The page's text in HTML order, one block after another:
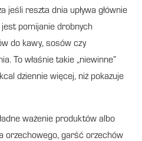
jeśli reszta dnia upływa głównie
pomijanie drobnych
do kawy, sosów czy
To właśnie takie „niewinne”
dziennie więcej, niż pokazuje
ważenie produktów albo
orzechowego, garść orzechów